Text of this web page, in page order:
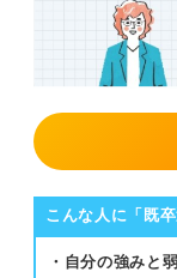
こんな人に「既
・自分の強みと